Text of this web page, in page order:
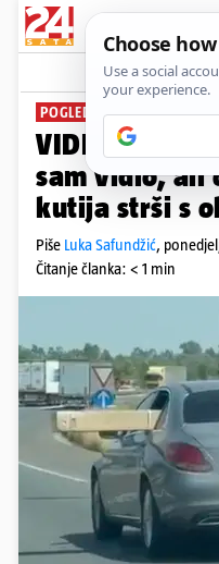
POGLEDAJTE SNIMKU
VIDEO
sam vidio, ali
kutija strši s
Piše Luka Safundžić,
Čitanje članka: < 1 min